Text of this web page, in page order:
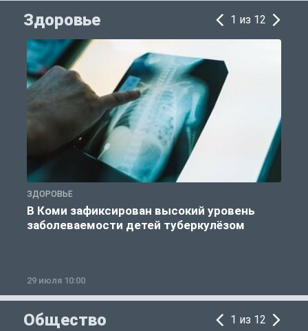
Здоровье 1 из 12
ЗДОРОВЬЕ
В Коми зафиксирован высокий уровень
заболеваемости детей туберкулёзом
29 июля 10:00
Общество 1 из 12